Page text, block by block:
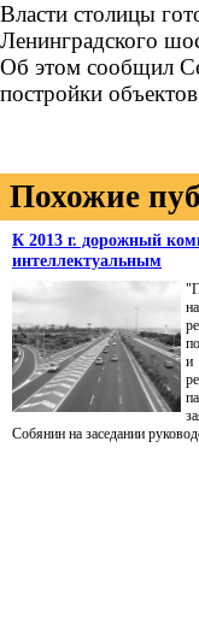
Власти столицы
Ленинградского
Об этом сообщил
постройки
Похожие
К 2013 г. дорожный
интеллектуальным
и
Собянин на заседании